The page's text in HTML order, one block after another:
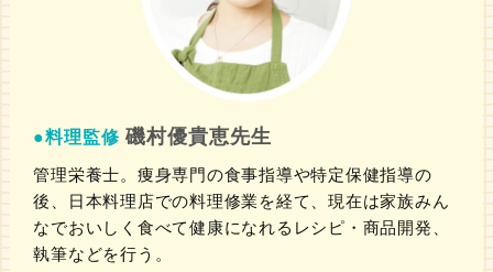
●料理監修 磯村優貴恵先生
管理栄養士。痩身専門の食事指導や特定保健指導の
後、日本料理店での料理修業を経て、現在は家族みん
なでおいしく食べて健康になれるレシピ・商品開発、
執筆などを行う。